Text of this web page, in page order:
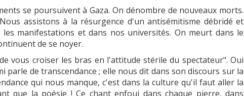
se poursuivent à Gaza. On dénombre de nouveaux morts.
assistons à la résurgence d'un antisémitisme débridé et
manifestations et dans nos universités. On meurt dans le
de se noyer.
vous croiser les bras en l'attitude stérile du spectateur". Oui
parle de transcendance ; elle nous dit dans son discours sur la
qui nous manque, c'est dans la culture qu'il faut aller la
que la poésie ! Ce chant enfoui dans chaque pierre, dans